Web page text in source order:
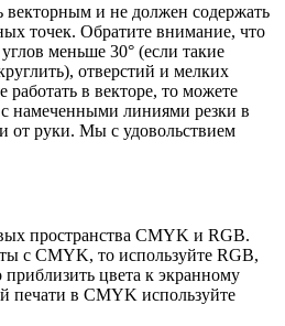
векторным и не должен содержать
точек. Обратите внимание, что
меньше 30° (если такие
отверстий и мелких
работать в векторе, то можете
намеченными линиями резки в
от руки. Мы с удовольствием
пространства CMYK и RGB.
с CMYK, то используйте RGB,
цвета к экранному
печати в CMYK используйте